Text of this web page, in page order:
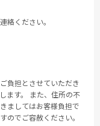
絡ください。
負担とさせていただき
ます。 また、住所の不
ましてはお客様負担で
のでご容赦ください。